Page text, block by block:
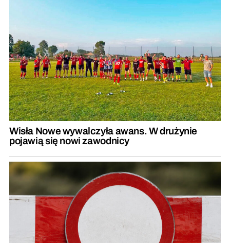
Wisła Nowe wywalczyła awans. W drużynie
pojawią się nowi zawodnicy